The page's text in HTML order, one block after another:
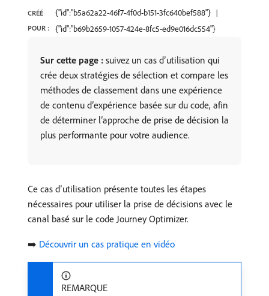
CRÉÉ
POUR :
{"id":"b5a62a22-46f7-4f0d-b151-3fc640bef588"}
{"id":"b69b2659-1057-424e-8fc5-ed9e016dc554"}
Sur cette page : suivez un cas d’utilisation qui
crée deux stratégies de sélection et compare les
méthodes de classement dans une expérience
de contenu d’expérience basée sur du code, afin
de déterminer l’approche de prise de décision la
plus performante pour votre audience.
Ce cas d’utilisation présente toutes les étapes
nécessaires pour utiliser la prise de décisions avec le
canal basé sur le code Journey Optimizer.
➡️ Découvrir un cas pratique en vidéo
REMARQUE